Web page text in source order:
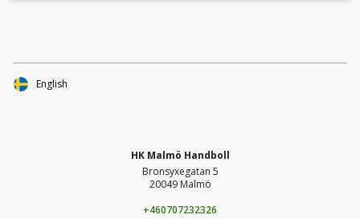
HK Malmö Handboll
Bronsyxegatan 5
20049 Malmö
+460707232326
English